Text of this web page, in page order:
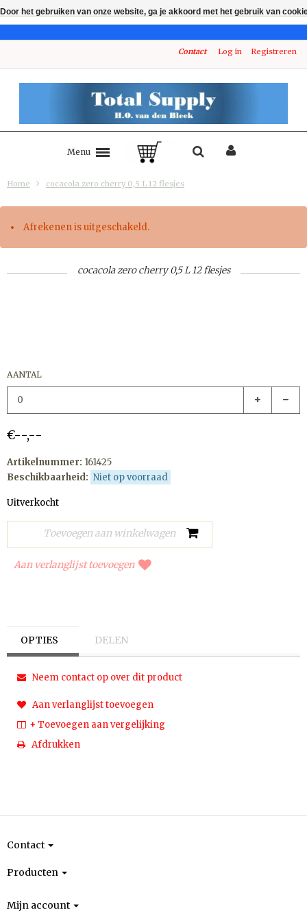
Contact Log in Registreren
Menu
Home cocacola zero cherry 0,5 L 12 flesjes
Afrekenen is uitgeschakeld.
cocacola zero cherry 0,5 L 12 flesjes
AANTAL
€--,--
Artikelnummer: 161425
Beschikbaarheid: Niet op voorraad
Uitverkocht
Aan verlanglijst toevoegen
OPTIES DELEN
Neem contact op over dit product
Aan verlanglijst toevoegen
+ Toevoegen aan vergelijking
Afdrukken
Contact
Producten
Mijn account
Door het gebruiken van onze website, ga je akkoord met het gebruik van